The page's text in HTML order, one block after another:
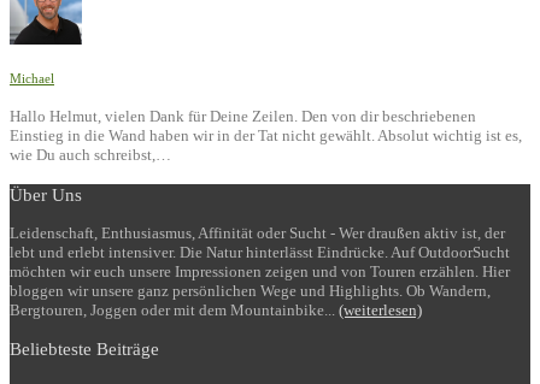
Michael
Hallo Helmut, vielen Dank für Deine Zeilen. Den von dir beschriebenen
Einstieg in die Wand haben wir in der Tat nicht gewählt. Absolut wichtig ist es,
wie Du auch schreibst,…
Über Uns
Leidenschaft, Enthusiasmus, Affinität oder Sucht - Wer draußen aktiv ist, der
lebt und erlebt intensiver. Die Natur hinterlässt Eindrücke. Auf OutdoorSucht
möchten wir euch unsere Impressionen zeigen und von Touren erzählen. Hier
bloggen wir unsere ganz persönlichen Wege und Highlights. Ob Wandern,
Bergtouren, Joggen oder mit dem Mountainbike... (weiterlesen)
Beliebteste Beiträge